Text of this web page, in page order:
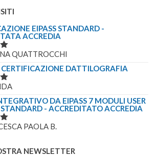
EIPASS STANDARD -
ACCREDIA
QUATTROCCHI
CERTIFICAZIONE DATTILOGRAFIA
DA EIPASS 7 MODULI USER
STANDARD - ACCREDITATO ACCREDIA
PAOLA B.
NEWSLETTER